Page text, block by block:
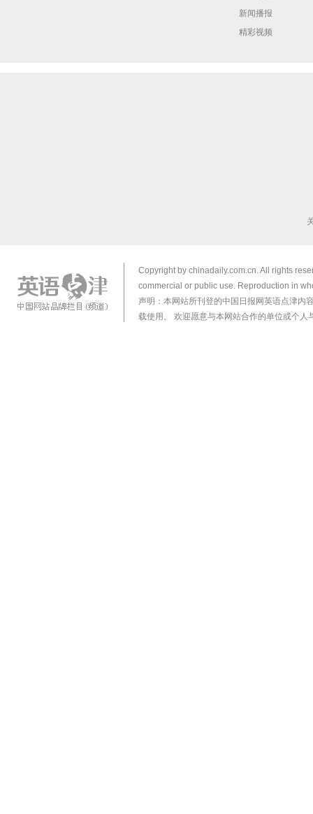
新闻播报
精彩视频
Copyright by chinadaily.com.cn. All rights
commercial or public use. Reproduction in
声明：本网站所刊登的中国日报网英语点津内
载使用。 欢迎愿意与本网站合作的单位或个人